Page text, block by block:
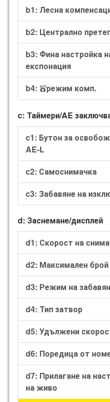
b1: Лесна
b2: Централно
b3: Фина настройка
експонация
b4: bрежим комп.
c: Таймери/AE
c1: Бутон за
AE-L
c2: Самоснимачка
c3: Забавяне на
d: Заснемане/дисплей
d1: Скорост на
d2: Максимален
d3: Режим на
d4: Тип затвор
d5: Удължени
d6: Поредица от
d7: Прилагане на
на живо